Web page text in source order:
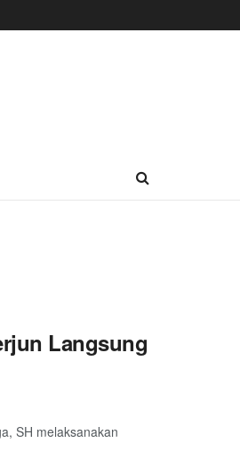
Langsung
SH melaksanakan